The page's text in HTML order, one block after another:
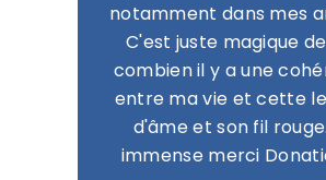
notamment dans mes
C'est juste magique
combien il y a une
entre ma vie et cette
d'âme et son fil
immense merci